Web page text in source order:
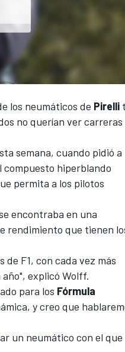
los neumáticos de Pirelli
no querían ver carreras
semana, cuando pidió a
compuesto hiperblando
permita a los pilotos
encontraba en una
rendimiento que tienen
F1, con cada vez más
explicó Wolff.
para los Fórmula
y creo que
un neumático con el que